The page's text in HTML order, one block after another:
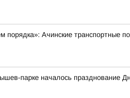
порядка»: Ачинские транспортные
парке началось празднование